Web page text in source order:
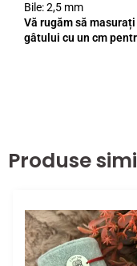
Bile: 2,5 mm
Vă rugăm să
gâtului cu un cm
Produse